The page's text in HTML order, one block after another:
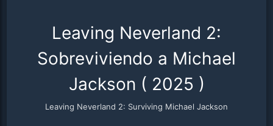
Leaving Neverland 2:
Sobreviviendo a Michael
Jackson ( 2025 )
Leaving Neverland 2: Surviving Michael Jackson